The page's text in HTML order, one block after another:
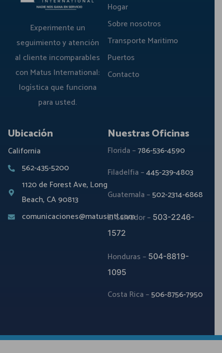
Experimente un
seguimiento y atención
al cliente incomparables
con Matus International:
logística que funciona
para usted.
Hogar
Sobre nosotros
Transporte Maritimo
Puertos
Contacto
Nuestras Oficinas
Florida –786-536-4590
Filadelfia –445-239-4803
Guatemala –502-2314-6868
El Salvador – 503-2246-
1572
Honduras – 504-8819-
1095
Costa Rica –506-8756-7950
Ubicación
California
562-435-5200
1120 de Forest Ave, Long
Beach, CA 90813
comunicaciones@matusintl.com